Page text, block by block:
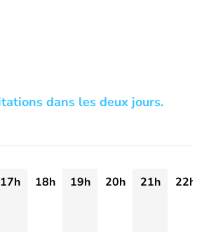
dans les deux jours.
17h 18h 19h 20h 21h
22h